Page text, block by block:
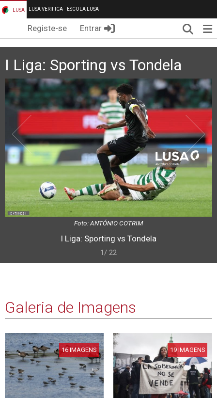
LUSA LUSA VERIFICA ESCOLA LUSA
Registe-se Entrar
I Liga: Sporting vs Tondela
Foto: ANTÓNIO COTRIM
I Liga: Sporting vs Tondela
1/ 22
Galeria de Imagens
16 IMAGENS 19 IMAGENS